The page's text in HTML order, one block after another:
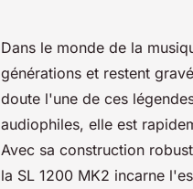
Dans le monde de la
générations et restent
doute l'une de ces
audiophiles, elle est
Avec sa construction
la SL 1200 MK2 incarne